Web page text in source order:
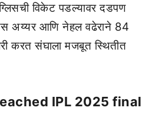
विकेट पडल्यावर दडपण
अय्यर आणि नेहल वढेराने 84
करत संघाला मजबूत स्थितीत
IPL 2025 final